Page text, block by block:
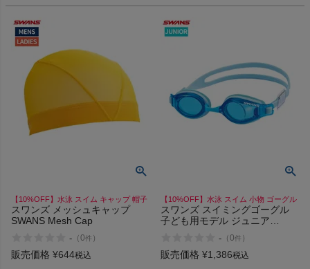
レディースカジュアルウェア
メンズスポーツウェア
レディーススポーツウェア
スポーツシューズ
ヨガ
【10%OFF】水泳 スイム キャップ 帽子
スワンズ メッシュキャップ
SWANS Mesh Cap
- （0件 ）
販売価格 ¥644税込
【10%OFF】水泳 スイム 小物 ゴーグル
スワンズ スイミングゴーグル
子ども用モデル ジュニア
- （0件 ）
販売価格 ¥1,386税込